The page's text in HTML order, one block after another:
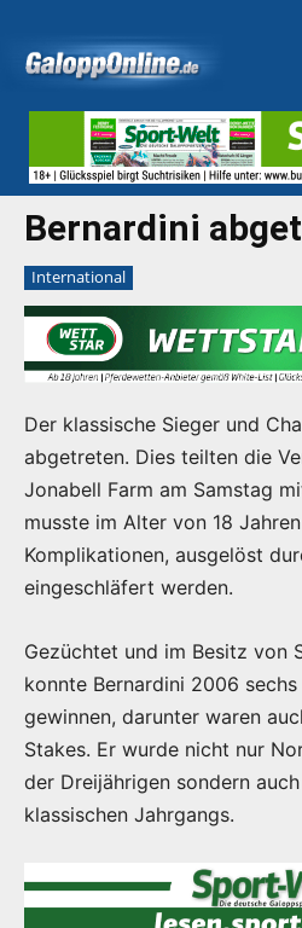
Bernardini
International
Der klassische Sieger und
abgetreten. Dies teilten die
Jonabell Farm am Samstag
musste im Alter von 18
Komplikationen, ausgelöst
eingeschläfert werden.
Gezüchtet und im Besitz von
konnte Bernardini 2006 sechs
gewinnen, darunter waren
Stakes. Er wurde nicht nur
der Dreijährigen sondern
klassischen Jahrgangs.